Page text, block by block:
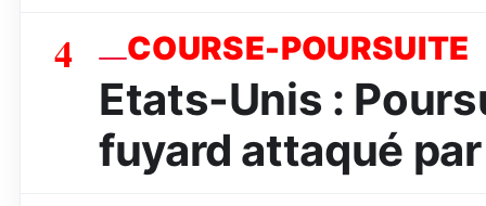
4 COURSE-POURSUITE
Etats-Unis :
fuyard attaqué